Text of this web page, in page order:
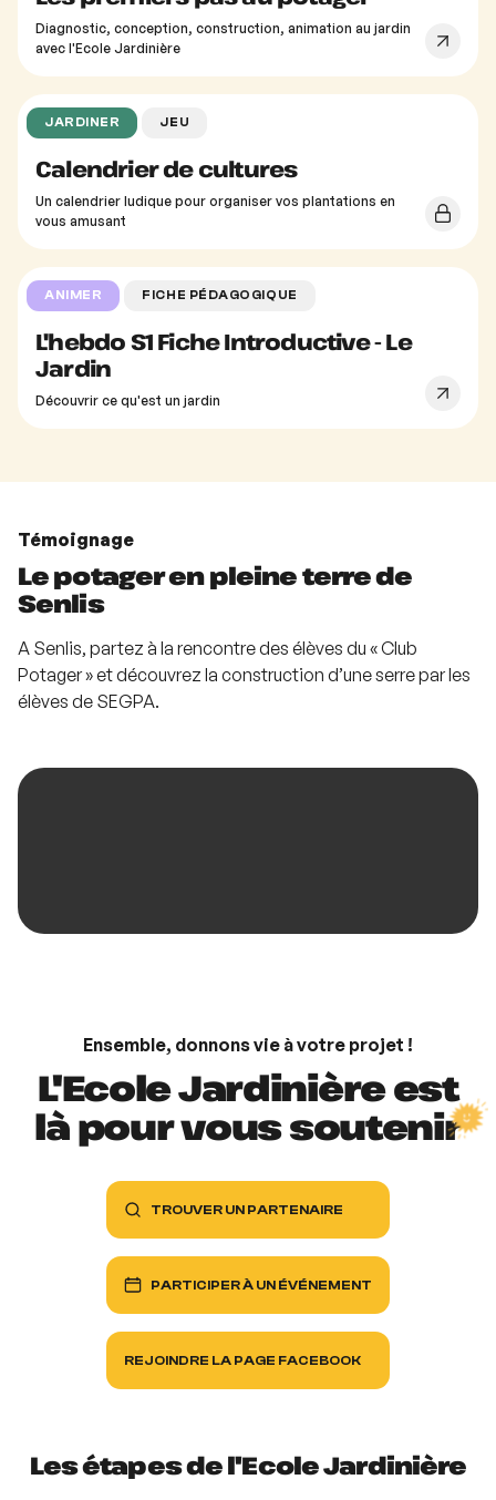
Diagnostic, conception, construction, animation au jardin
avec l'Ecole Jardinière
JARDINER JEU
Calendrier de cultures
Un calendrier ludique pour organiser vos plantations en
vous amusant
ANIMER FICHE PÉDAGOGIQUE
L'hebdo S1 Fiche Introductive - Le
Jardin
Découvrir ce qu'est un jardin
Témoignage
Le potager en pleine terre de
Senlis
A Senlis, partez à la rencontre des élèves du « Club
Potager » et découvrez la construction d’une serre par les
élèves de SEGPA.
Ensemble, donnons vie à votre projet !
L'Ecole Jardinière est
là pour voussoutenir
TROUVER UN PARTENAIRE
PARTICIPER À UN ÉVÉNEMENT
REJOINDRE LA PAGE FACEBOOK
Les étapes de l'Ecole Jardinière